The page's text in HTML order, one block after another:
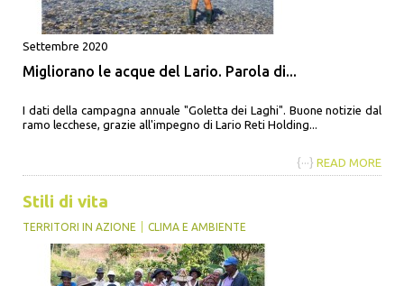
Settembre 2020
Migliorano le acque del Lario. Parola di...
I dati della campagna annuale "Goletta dei Laghi". Buone notizie dal
ramo lecchese, grazie all'impegno di Lario Reti Holding...
{···} READ MORE
Stili di vita
TERRITORI IN AZIONE CLIMA E AMBIENTE